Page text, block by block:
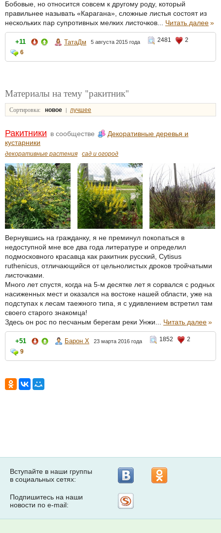
Бобовые, но относится совсем к другому роду, который
правильнее называть «Карагана», сложные листья состоят из
нескольких пар супротивных мелких листочков... Читать далее»
+11 ТатаДм 5 августа 2015 года 2481
2
6
Материалы на тему "ракитник"
Сортировка: новое | лучшее
Ракитники в сообществе
Декоративные деревья и
кустарники
декоративные растения сад и огород
Вернувшись на гражданку, я не преминул покопаться в
недоступной мне все два года литературе и определил
подмосковного красавца как ракитник русский, Cytisus
ruthenicus, отличающийся от цельнолистых дроков тройчатыми
листочками.
Много лет спустя, когда на 5-м десятке лет я сорвался с родных
насиженных мест и оказался на востоке нашей области, уже на
подступах к лесам таежного типа, я с удивлением встретил там
своего старого знакомца!
Здесь он рос по песчаным берегам реки Унжи... Читать далее»
+51 Барон Х 23 марта 2016 года 1852
2
9
Вступайте в наши группы
в социальных сетях:
Подпишитесь на наши
новости по e-mail: